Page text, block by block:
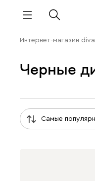
Интернет-магазин
Черные
Самые